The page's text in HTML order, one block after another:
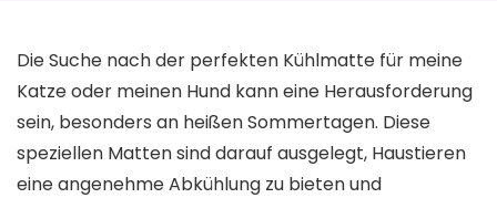
Die Suche nach der perfekten Kühlmatte für meine
Katze oder meinen Hund kann eine Herausforderung
sein, besonders an heißen Sommertagen. Diese
speziellen Matten sind darauf ausgelegt, Haustieren
eine angenehme Abkühlung zu bieten und